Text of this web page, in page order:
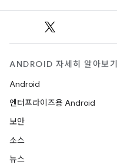
ANDROID 자세히 알아보기
Android
엔터프라이즈용 Android
보안
소스
뉴스